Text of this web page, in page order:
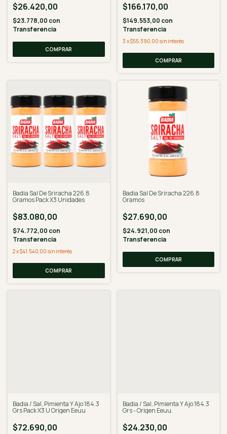
$26.420,00
$23.778,00 con
Transferencia
$166.170,00
$149.553,00 con
Transferencia
3 x$55.390,00 sin interés
Badia Sal De Sriracha 226.8
Gramos Pack X3 Unidades
$83.080,00
$74.772,00 con
Transferencia
2x$41.540,00 sin interés
Badia Sal De Sriracha 226.8
Gramos
$27.690,00
$24.921,00 con
Transferencia
Badia / Sal, Pimienta Y Ajo 184.3
Grs Pack X3 U Origen Eeuu
$72.690,00
Badia / Sal, Pimienta Y Ajo 184.3
Grs - Origen Eeuu.
$24.230,00